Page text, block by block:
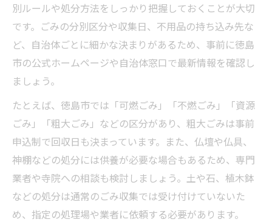
別ルールや処分方法をしっかり把握しておくことが大切
です。ごみの分別区分や収集日、不用品の持ち込み先な
ど、自治体ごとに細かな決まりがあるため、事前に徳島
市の公式ホームページや自治体窓口で最新情報を確認し
ましょう。
たとえば、徳島市では「可燃ごみ」「不燃ごみ」「資源
ごみ」「粗大ごみ」などの区分があり、粗大ごみは事前
申込制で回収日も決まっています。また、仏壇や仏具、
神棚などの処分には供養が必要な場合もあるため、専門
業者や寺院への相談も検討しましょう。土や石、植木鉢
などの処分は通常のごみ収集では受け付けていないた
め、指定の処理場や業者に依頼する必要があります。